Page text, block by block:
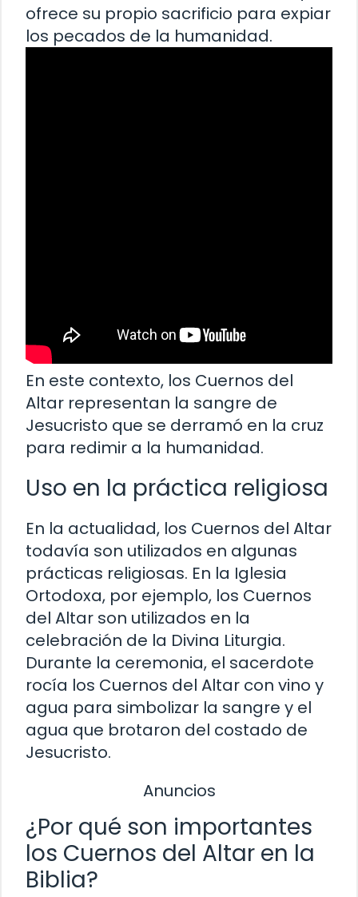
ofrece su propio sacrificio para expiar
los pecados de la humanidad.
En este contexto, los Cuernos del
Altar representan la sangre de
Jesucristo que se derramó en la cruz
para redimir a la humanidad.
Uso en la práctica religiosa
En la actualidad, los Cuernos del Altar
todavía son utilizados en algunas
prácticas religiosas. En la Iglesia
Ortodoxa, por ejemplo, los Cuernos
del Altar son utilizados en la
celebración de la Divina Liturgia.
Durante la ceremonia, el sacerdote
rocía los Cuernos del Altar con vino y
agua para simbolizar la sangre y el
agua que brotaron del costado de
Jesucristo.
Anuncios
¿Por qué son importantes
los Cuernos del Altar en la
Biblia?